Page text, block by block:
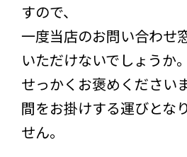
すので、
一度当店のお問い合わせ
いただけないでしょうか。
せっかくお褒めください
間をお掛けする運びとな
せん。